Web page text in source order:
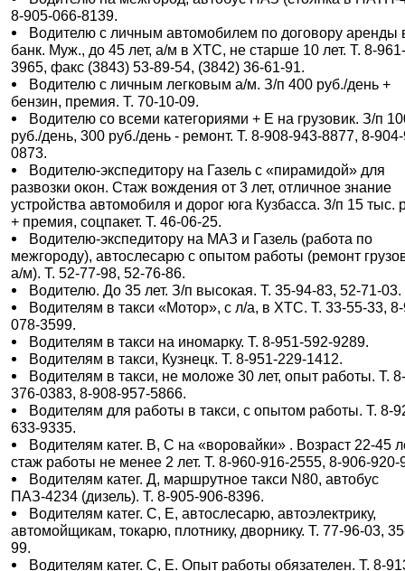
8-905-066-8139.
Водителю с личным автомобилем по договору аренды
банк. Муж., до 45 лет, а/м в ХТС, не старше 10 лет. Т. 8-
3965, факс (3843) 53-89-54, (3842) 36-61-91.
Водителю с личным легковым а/м. З/п 400 руб./день +
бензин, премия. Т. 70-10-09.
Водителю со всеми категориями + Е на грузовик. З/п
руб./день, 300 руб./день - ремонт. Т. 8-908-943-8877, 8-
0873.
Водителю-экспедитору на Газель с «пирамидой» для
развозки окон. Стаж вождения от 3 лет, отличное знание
устройства автомобиля и дорог юга Кузбасса. 3/п 15 тыс.
+ премия, соцпакет. Т. 46-06-25.
Водителю-экспедитору на МАЗ и Газель (работа по
межгороду), автослесарю с опытом работы (ремонт
а/м). Т. 52-77-98, 52-76-86.
Водителю. До 35 лет. З/п высокая. Т. 35-94-83, 52-71-03.
Водителям в такси «Мотор», с л/а, в ХТС. Т. 33-55-33,
078-3599.
Водителям в такси на иномарку. Т. 8-951-592-9289.
Водителям в такси, Кузнецк. Т. 8-951-229-1412.
Водителям в такси, не моложе 30 лет, опыт работы. Т.
376-0383, 8-908-957-5866.
Водителям для работы в такси, с опытом работы. Т. 8-
633-9335.
Водителям катег. В, С на «воровайки» . Возраст 22-45
стаж работы не менее 2 лет. Т. 8-960-916-2555, 8-906-920-
Водителям катег. Д, маршрутное такси N80, автобус
ПАЗ-4234 (дизель). Т. 8-905-906-8396.
Водителям катег. С, Е, автослесарю, автоэлектрику,
автомойщикам, токарю, плотнику, дворнику. Т. 77-96-03,
99.
Водителям катег. С, Е. Опыт работы обязателен. Т. 8-